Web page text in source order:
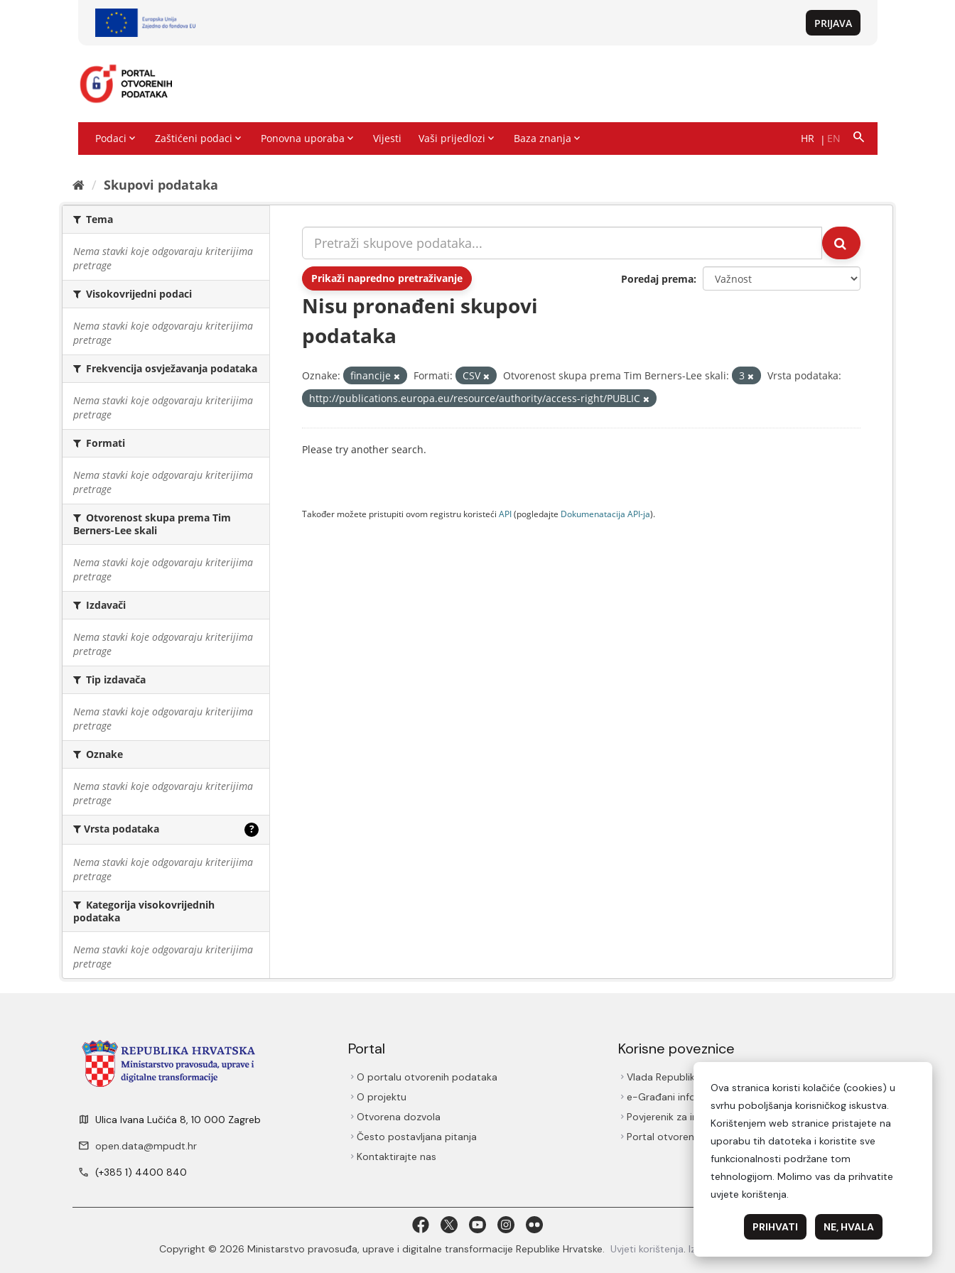
Skupovi podаtаkа
Tema
Nema stavki koje odgovaraju kriterijima
pretrage
Visokovrijedni podaci
Nema stavki koje odgovaraju kriterijima
pretrage
Frekvencija osvježavanja podataka
Nema stavki koje odgovaraju kriterijima
pretrage
Formati
Nema stavki koje odgovaraju kriterijima
pretrage
Otvorenost skupa prema Tim
Berners-Lee skali
Nema stavki koje odgovaraju kriterijima
pretrage
Izdavači
Nema stavki koje odgovaraju kriterijima
pretrage
Tip izdavača
Nema stavki koje odgovaraju kriterijima
pretrage
Oznake
Nema stavki koje odgovaraju kriterijima
pretrage
Vrsta podataka ?
Nema stavki koje odgovaraju kriterijima
pretrage
Kategorija visokovrijednih
podataka
Nema stavki koje odgovaraju kriterijima
pretrage
Prikaži napredno pretraživanje Poredaj prema
Nisu pronađeni skupovi
podataka
Oznake: financije Formati: CSV Otvorenost skupa prema Tim Berners-Lee skali: 3
Vrsta podataka:
http://publications.europa.eu/resource/authority/access-right/PUBLIC
Please try another search.
Također možete pristupiti ovom registru koristeći API(pogledajte Dokumenаtаcijа API-jа).